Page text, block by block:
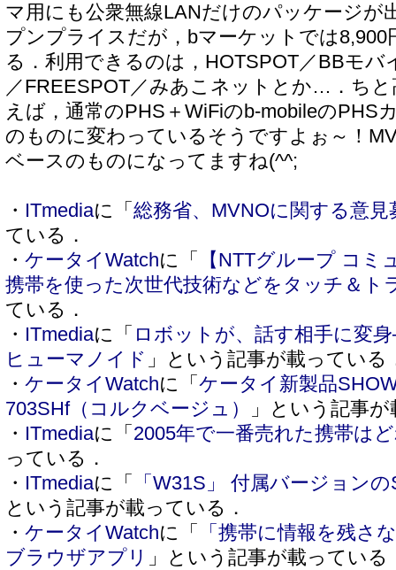
マ用にも公衆無線LANだけのパッケージが
プンプライスだが，bマーケットでは8,900
る．利用できるのは，HOTSPOT／BBモバ
／FREESPOT／みあこネットとか…．ち
えば，通常のPHS＋WiFiのb-mobileのPHS
のものに変わっているそうですよぉ～！
ベースのものになってますね(^^;
・ ITmediaに「総務省、MVNOに関する意見
ている．
・ケータイWatchに「
【NTTグループ コ
携帯を使った次世代技術などをタッチ＆ト
ている．
・ ITmediaに「 ロボットが、話す相手に変
ヒューマノイド 」という記事が載っている
・ケータイWatchに「ケータイ新製品
703SHf（コルクベージュ）
」という記事
・ ITmediaに「 2005年で一番売れた携帯は
っている．
・ ITmediaに「
「W31S」 付属バージョン
という記事が載っている．
・ケータイWatchに「
「携帯に情報を残さ
ブラウザアプリ 」という記事が載っている